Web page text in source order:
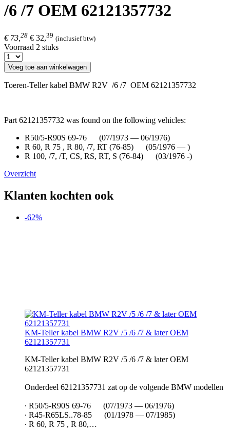
/6 /7 OEM 62121357732
€ 73, 28 € 32,39 (inclusief btw)
Voorraad 2 stuks
Voeg toe aan winkelwagen
Toeren-Teller kabel BMW R2V /6 /7 OEM 62121357732
Part 62121357732 was found on the following vehicles:
R50/5-R90S 69-76 (07/1973 — 06/1976)
R 60, R 75 , R 80, /7, RT (76-85) (05/1976 — )
R 100, /7, /T, CS, RS, RT, S (76-84) (03/1976 -)
Overzicht
Klanten kochten ook
-62%
KM-Teller kabel BMW R2V /5 /6 /7 & later OEM
62121357731
KM-Teller kabel BMW R2V /5 /6 /7 & later OEM
62121357731
Onderdeel 62121357731 zat op de volgende BMW modellen
∙ R50/5-R90S 69-76 (07/1973 — 06/1976)
∙ R45-R65LS..78-85 (01/1978 — 07/1985)
∙ R 60, R 75 , R 80,…